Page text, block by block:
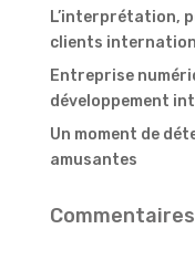
L’interprétation,
clients
Entreprise
développement
Un moment de
amusantes